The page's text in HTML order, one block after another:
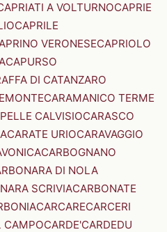
A VOLTURNOCAPRIE
CAPRILE
VERONESECAPRIOLO
CAPURSO
DI CATANZARO
CARAMANICO TERME
CALVISIOCARASCO
CARATE URIOCARAVAGGIO
CARBOGNANO
DI NOLA
SCRIVIACARBONATE
CARCARECARCERI
CAMPOCARDE'CARDEDU